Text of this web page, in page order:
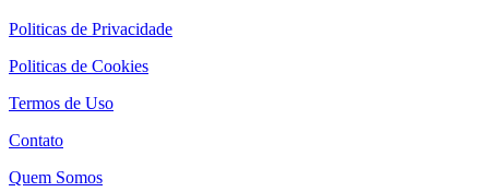
Politicas de Privacidade
Politicas de Cookies
Termos de Uso
Contato
Quem Somos